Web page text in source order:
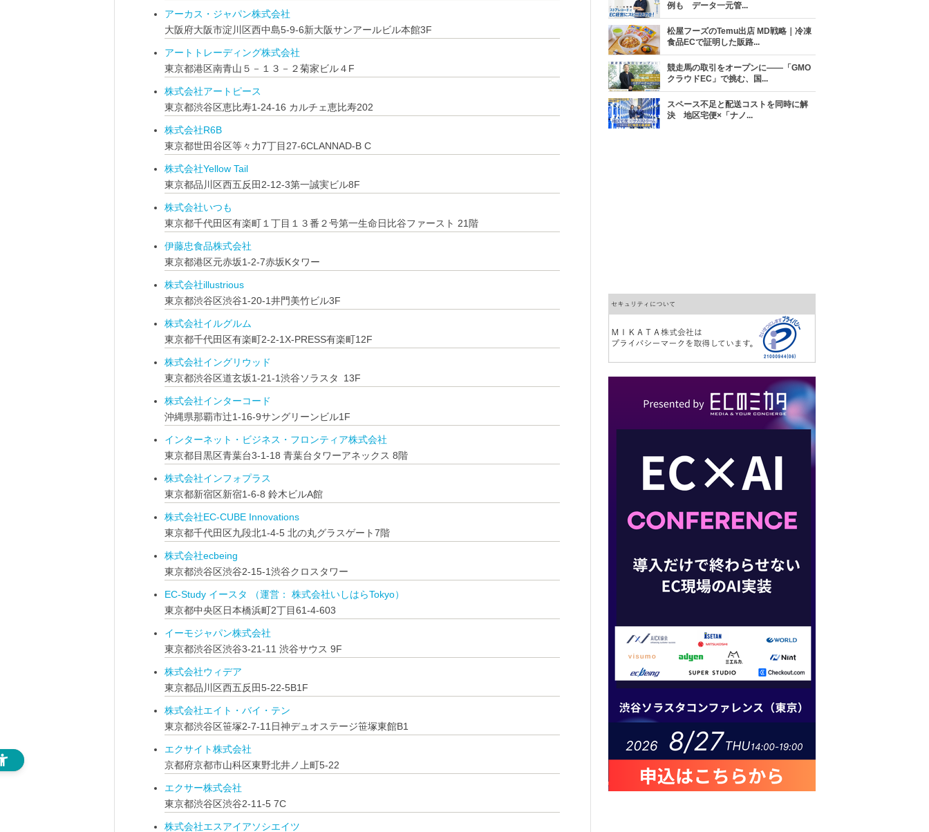
アーカス・ジャパン株式会社
大阪府大阪市淀川区西中島5-9-6新大阪サンアールビル本館3F
アートトレーディング株式会社
東京都港区南青山５－１３－２菊家ビル４F
株式会社アートピース
東京都渋谷区恵比寿1-24-16 カルチェ恵比寿202
株式会社R6B
東京都世田谷区等々力7丁目27-6CLANNAD-B C
株式会社Yellow Tail
東京都品川区西五反田2-12-3第一誠実ビル8F
株式会社いつも
東京都千代田区有楽町１丁目１３番２号第一生命日比谷ファースト 21階
伊藤忠食品株式会社
東京都港区元赤坂1-2-7赤坂Kタワー
株式会社illustrious
東京都渋谷区渋谷1-20-1井門美竹ビル3F
株式会社イルグルム
東京都千代田区有楽町2-2-1X-PRESS有楽町12F
株式会社イングリウッド
東京都渋谷区道玄坂1-21-1渋谷ソラスタ 13F
株式会社インターコード
沖縄県那覇市辻1-16-9サングリーンビル1F
インターネット・ビジネス・フロンティア株式会社
東京都目黒区青葉台3-1-18 青葉台タワーアネックス 8階
株式会社インフォプラス
東京都新宿区新宿1-6-8 鈴木ビルA館
株式会社EC-CUBE Innovations
東京都千代田区九段北1-4-5 北の丸グラスゲート7階
株式会社ecbeing
東京都渋谷区渋谷2-15-1渋谷クロスタワー
EC-Study イースタ （運営： 株式会社いしはらTokyo）
東京都中央区日本橋浜町2丁目61-4-603
イーモジャパン株式会社
東京都渋谷区渋谷3-21-11 渋谷サウス 9F
株式会社ウィデア
東京都品川区西五反田5-22-5B1F
株式会社エイト・バイ・テン
東京都渋谷区笹塚2-7-11日神デュオステージ笹塚東館B1
エクサイト株式会社
京都府京都市山科区東野北井ノ上町5-22
エクサー株式会社
東京都渋谷区渋谷2-11-5 7C
株式会社エスアイアソシエイツ
例も データ一元管...
松屋フーズのTemu出店 MD戦略｜冷凍
食品ECで証明した販路...
競走馬の取引をオープンに――「GMO
クラウドEC」で挑む、国...
スペース不足と配送コストを同時に解
決 地区宅便×「ナノ...